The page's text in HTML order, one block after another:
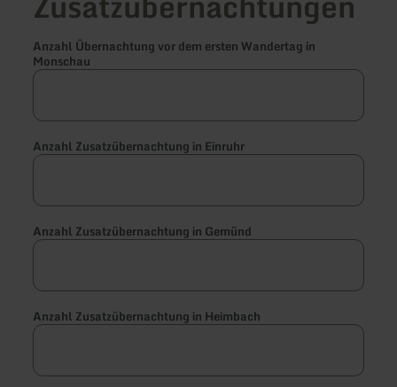
Anzahl Übernachtung vor dem ersten Wandertag in
Monschau
Anzahl Zusatzübernachtung in Einruhr
Anzahl Zusatzübernachtung in Gemünd
Anzahl Zusatzübernachtung in Heimbach